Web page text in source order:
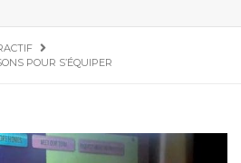
POUR S’ÉQUIPER